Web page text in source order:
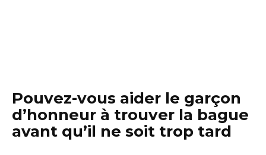
Pouvez-vous aider le garçon
d’honneur à trouver la bague
avant qu’il ne soit trop tard